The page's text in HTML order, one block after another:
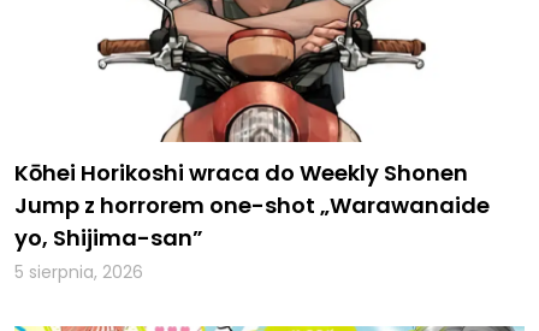
Kōhei Horikoshi wraca do Weekly Shonen
Jump z horrorem one-shot „Warawanaide
yo, Shijima-san”
5 sierpnia, 2026